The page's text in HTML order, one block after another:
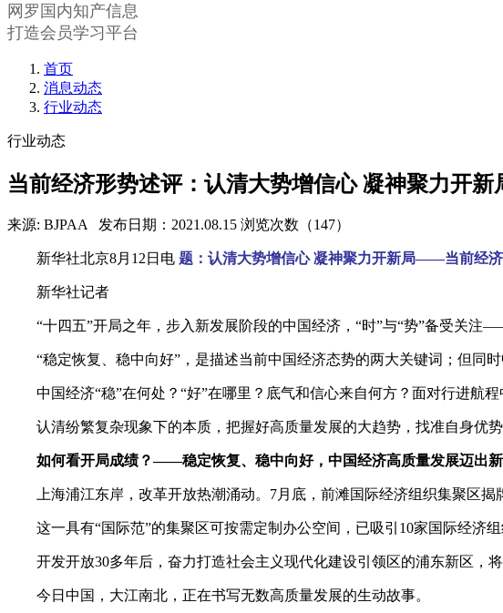
网罗国内知产信息
打造会员学习平台
首页
消息动态
行业动态
行业动态
当前经济形势述评：认清大势增信心 凝神聚力开新
来源: BJPAA 发布日期：2021.08.15 浏览次数（147）
新华社北京8月12日电 题：认清大势增信心 凝神聚力开新局——当前经
新华社记者
“十四五”开局之年，步入新发展阶段的中国经济，“时”与“势”备受关注
“稳定恢复、稳中向好”，是描述当前中国经济态势的两大关键词；但同
中国经济“稳”在何处？“好”在哪里？底气和信心来自何方？面对行进航
认清纷繁复杂现象下的本质，把握好高质量发展的大趋势，找准自身优
如何看开局成绩？——稳定恢复、稳中向好，中国经济高质量发展迈出
上海浦江东岸，改革开放热潮涌动。7月底，前滩国际经济组织集聚区
这一具有“国际范”的集聚区可按需定制办公空间，已吸引10家国际经济组
开发开放30多年后，奋力打造社会主义现代化建设引领区的浦东新区，
今日中国，大江南北，正在书写无数高质量发展的生动故事。